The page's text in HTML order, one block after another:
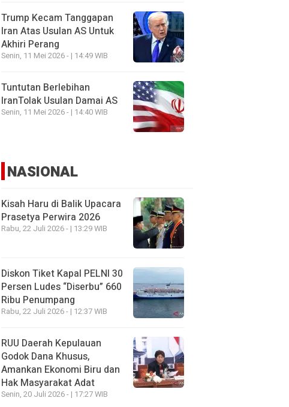
Trump Kecam Tanggapan
Iran Atas Usulan AS Untuk
Akhiri Perang
Senin, 11 Mei 2026 - | 14:49 WIB
Tuntutan Berlebihan
IranTolak Usulan Damai AS
Senin, 11 Mei 2026 - | 14:40 WIB
NASIONAL
Kisah Haru di Balik Upacara
Prasetya Perwira 2026
Rabu, 22 Juli 2026 - | 13:29 WIB
Diskon Tiket Kapal PELNI 30
Persen Ludes “Diserbu” 660
Ribu Penumpang
Rabu, 22 Juli 2026 - | 12:37 WIB
RUU Daerah Kepulauan
Godok Dana Khusus,
Amankan Ekonomi Biru dan
Hak Masyarakat Adat
Senin, 20 Juli 2026 - | 17:27 WIB